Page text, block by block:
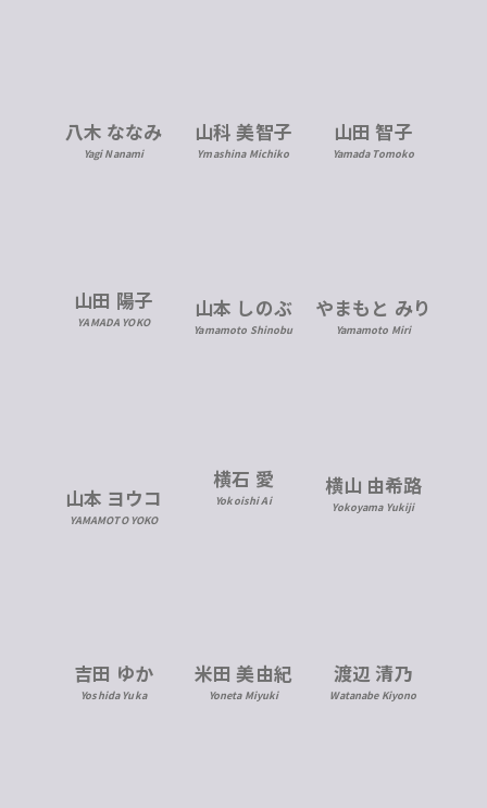
八木 ななみ
Yagi Nanami
山科 美智子
Ymashina Michiko
山田 智子
Yamada Tomoko
山田 陽子
YAMADA YOKO
山本 しのぶ
Yamamoto Shinobu
やまもと みり
Yamamoto Miri
山本 ヨウコ
YAMAMOTO YOKO
横石 愛
Yokoishi Ai
横山 由希路
Yokoyama Yukiji
吉田 ゆか
Yoshida Yuka
米田 美由紀
Yoneta Miyuki
渡辺 清乃
Watanabe Kiyono